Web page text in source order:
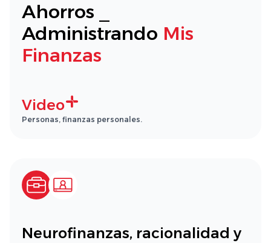
Ahorros _
Administrando Mis
Finanzas
Video
Personas, finanzas personales.
Neurofinanzas, racionalidad y